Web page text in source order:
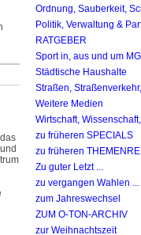
Ordnung, Sauberkeit,
Politik, Verwaltung &
RATGEBER
Sport in, aus und um MG
Städtische Haushalte
Straßen,
Weitere Medien
Wirtschaft,
zu früheren SPECIALS
zu früheren
Zu guter Letzt ...
zu vergangen Wahlen ...
zum Jahreswechsel
ZUM O-TON-ARCHIV
zur Weihnachtszeit